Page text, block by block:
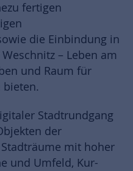
fertigen
die Einbindung in
– Leben am
und Raum für
bieten.
Stadtrundgang
der
mit hoher
und Umfeld, Kur-